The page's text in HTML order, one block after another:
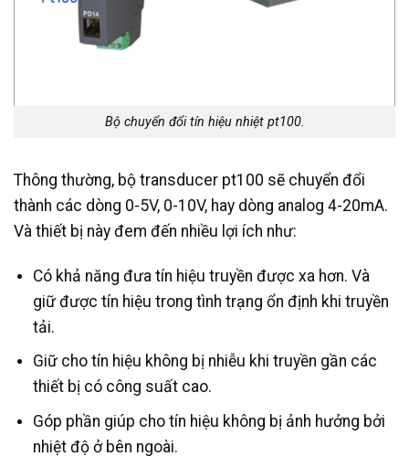
Bộ chuyển đổi tín hiệu nhiệt pt100.
Thông thường, bộ transducer pt100 sẽ chuyển đổi
thành các dòng 0-5V, 0-10V, hay dòng analog 4-20mA.
Và thiết bị này đem đến nhiều lợi ích như:
Có khả năng đưa tín hiệu truyền được xa hơn. Và
giữ được tín hiệu trong tình trạng ổn định khi truyền
tải.
Giữ cho tín hiệu không bị nhiễu khi truyền gần các
thiết bị có công suất cao.
Góp phần giúp cho tín hiệu không bị ảnh hưởng bởi
nhiệt độ ở bên ngoài.